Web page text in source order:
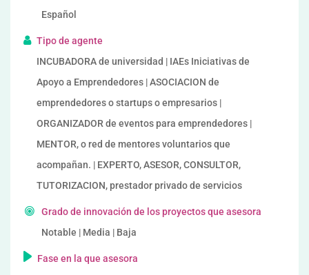
Español
Tipo de agente
INCUBADORA de universidad | IAEs Iniciativas de
Apoyo a Emprendedores | ASOCIACION de
emprendedores o startups o empresarios |
ORGANIZADOR de eventos para emprendedores |
MENTOR, o red de mentores voluntarios que
acompañan. | EXPERTO, ASESOR, CONSULTOR,
TUTORIZACION, prestador privado de servicios
Grado de innovación de los proyectos que asesora
Notable | Media | Baja
Fase en la que asesora